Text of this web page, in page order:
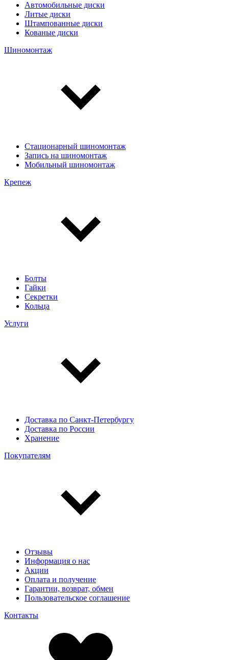
Автомобильные диски
Литые диски
Штампованные диски
Кованые диски
Шиномонтаж
Стационарный шиномонтаж
Запись на шиномонтаж
Мобильный шиномонтаж
Крепеж
Болты
Гайки
Секретки
Кольца
Услуги
Доставка по Санкт-Петербургу
Доставка по России
Хранение
Покупателям
Отзывы
Информация о нас
Акции
Оплата и получение
Гарантии, возврат, обмен
Пользовательское соглашение
Контакты